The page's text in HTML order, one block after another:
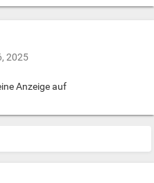
2025
Anzeige auf